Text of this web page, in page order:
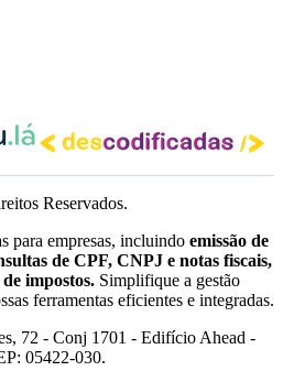
Reservados.
para empresas, incluindo emissão de
de CPF, CNPJ e notas fiscais,
impostos. Simplifique a gestão
ferramentas eficientes e integradas.
72 - Conj 1701 - Edifício Ahead -
05422-030.